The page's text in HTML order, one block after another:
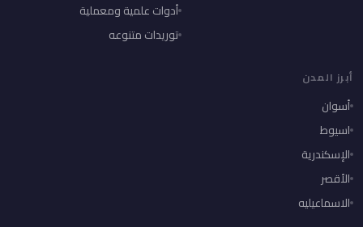
أدوات علمية ومعملية
توريدات متنوعه
أبرز المدن
أسوان
اسيوط
الإسكندرية
الأقصر
الاسماعيليه